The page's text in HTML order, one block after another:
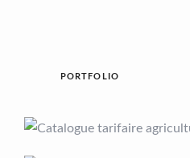
PORTFOLIO